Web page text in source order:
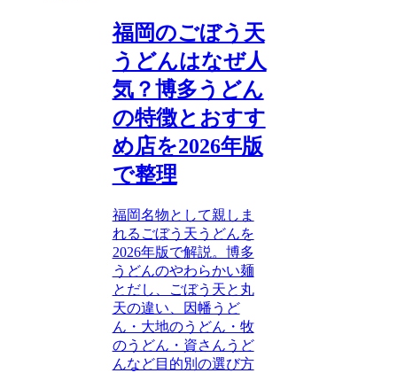
福岡のごぼう天
うどんはなぜ人
気？博多うどん
の特徴とおすす
め店を2026年版
で整理
福岡名物として親しま
れるごぼう天うどんを
2026年版で解説。博多
うどんのやわらかい麺
とだし、ごぼう天と丸
天の違い、因幡うど
ん・大地のうどん・牧
のうどん・資さんうど
んなど目的別の選び方